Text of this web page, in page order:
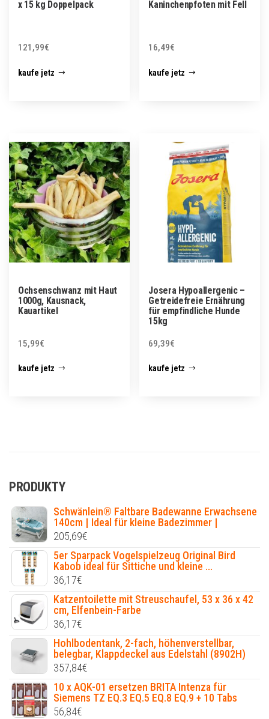
x 15 kg Doppelpack
121,99€
kaufe jetz
Kaninchenpfoten mit Fell
16,49€
kaufe jetz
Ochsenschwanz mit Haut
1000g, Kausnack,
Kauartikel
15,99€
kaufe jetz
Josera Hypoallergenic –
Getreidefreie Ernährung
für empfindliche Hunde
15kg
69,39€
kaufe jetz
PRODUKTY
Schwänlein® Faltbare Badewanne Erwachsene
140cm | Ideal für kleine Badezimmer |
205,69€
5er Sparpack Vogelspielzeug Original Bird
Kabob ideal für Sittiche und kleine ...
36,17€
Katzentoilette mit Streuschaufel, 53 x 36 x 42
cm, Elfenbein-Farbe
36,17€
Hohlbodentank, 2-fach, höhenverstellbar,
belegbar, Klappdeckel aus Edelstahl (8902H)
357,84€
10 x AQK-01 ersetzen BRITA Intenza für
Siemens TZ EQ.3 EQ.5 EQ.8 EQ.9 + 10 Tabs
56,84€